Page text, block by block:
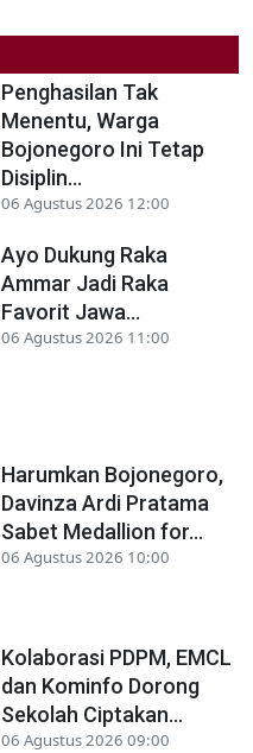
Penghasilan Tak
Menentu, Warga
Bojonegoro Ini Tetap
Disiplin...
06 Agustus 2026 12:00
Ayo Dukung Raka
Ammar Jadi Raka
Favorit Jawa...
06 Agustus 2026 11:00
Harumkan Bojonegoro,
Davinza Ardi Pratama
Sabet Medallion for...
06 Agustus 2026 10:00
Kolaborasi PDPM, EMCL
dan Kominfo Dorong
Sekolah Ciptakan...
06 Agustus 2026 09:00